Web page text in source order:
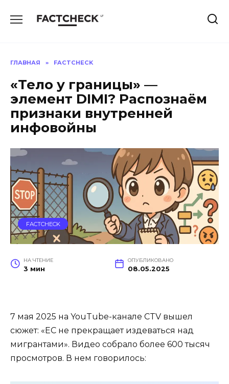
ГЛАВНАЯ » FACTCHECK
«Тело у границы» —
элемент DIMI? Распознаём
признаки внутренней
инфовойны
FACTCHECK
НА ЧТЕНИЕ
3 мин
ОПУБЛИКОВАНО
08.05.2025
7 мая 2025 на YouTube-канале CTV вышел
сюжет: «ЕС не прекращает издеваться над
мигрантами». Видео собрало более 600 тысяч
просмотров. В нем говорилось: